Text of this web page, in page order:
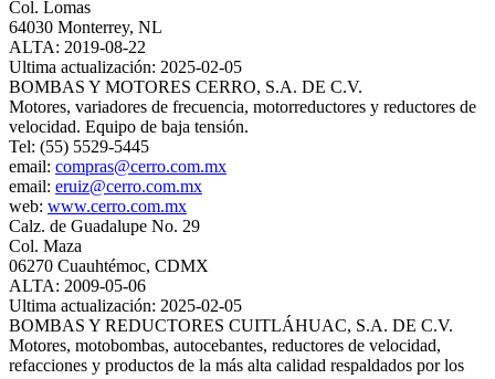
Col. Lomas
64030 Monterrey, NL
ALTA: 2019-08-22
Ultima actualización: 2025-02-05
BOMBAS Y MOTORES CERRO, S.A. DE C.V.
Motores, variadores de frecuencia, motorreductores y reductores de
velocidad. Equipo de baja tensión.
Tel: (55) 5529-5445
email: compras@cerro.com.mx
email: eruiz@cerro.com.mx
web: www.cerro.com.mx
Calz. de Guadalupe No. 29
Col. Maza
06270 Cuauhtémoc, CDMX
ALTA: 2009-05-06
Ultima actualización: 2025-02-05
BOMBAS Y REDUCTORES CUITLÁHUAC, S.A. DE C.V.
Motores, motobombas, autocebantes, reductores de velocidad,
refacciones y productos de la más alta calidad respaldados por los